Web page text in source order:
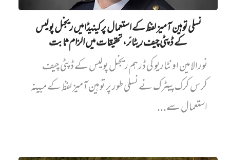
نسلی توہین آمیز لفظ کے استعمال پر کینیڈا میں ریجنل پولیس
کے ڈپٹی چیف ریٹائر، تحقیقات میں الزام ثابت
نورالامین اونٹاریو کی ڈرہم ریجنل پولیس کے ڈپٹی چیف
کرس کرک پیٹرک نے نسلی طور پر توہین آمیز لفظ کے مبینہ
استعمال سے...